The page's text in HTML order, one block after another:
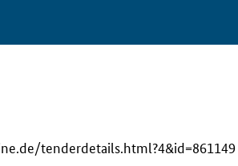
tenderdetails.html?4&id=861149